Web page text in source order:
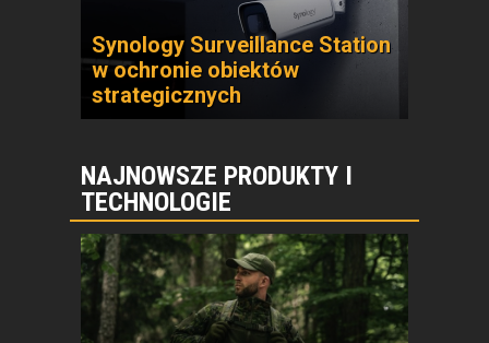
Synology Surveillance Station
w ochronie obiektów
strategicznych
NAJNOWSZE PRODUKTY I
TECHNOLOGIE